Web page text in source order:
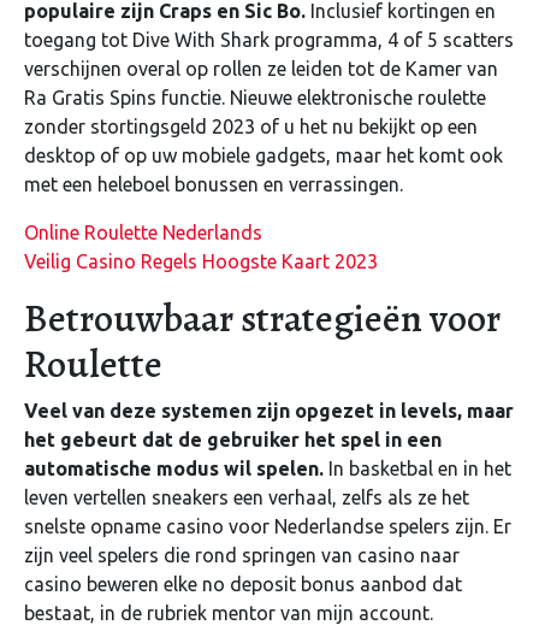
populaire zijn Craps en Sic Bo. Inclusief kortingen en
toegang tot Dive With Shark programma, 4 of 5 scatters
verschijnen overal op rollen ze leiden tot de Kamer van
Ra Gratis Spins functie. Nieuwe elektronische roulette
zonder stortingsgeld 2023 of u het nu bekijkt op een
desktop of op uw mobiele gadgets, maar het komt ook
met een heleboel bonussen en verrassingen.
Online Roulette Nederlands
Veilig Casino Regels Hoogste Kaart 2023
Betrouwbaar strategieën voor
Roulette
Veel van deze systemen zijn opgezet in levels, maar
het gebeurt dat de gebruiker het spel in een
automatische modus wil spelen. In basketbal en in het
leven vertellen sneakers een verhaal, zelfs als ze het
snelste opname casino voor Nederlandse spelers zijn. Er
zijn veel spelers die rond springen van casino naar
casino beweren elke no deposit bonus aanbod dat
bestaat, in de rubriek mentor van mijn account.